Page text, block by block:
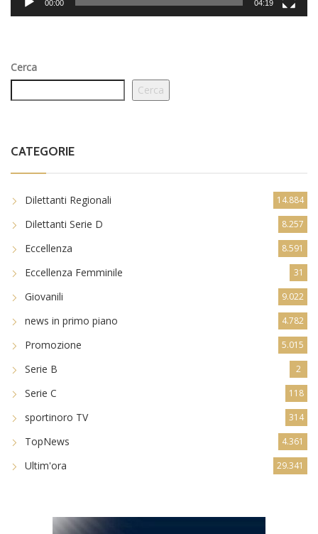
00:00 04:19
Cerca
Cerca
CATEGORIE
Dilettanti Regionali 14.884
Dilettanti Serie D 8.257
Eccellenza 8.591
Eccellenza Femminile 31
Giovanili 9.022
news in primo piano 4.782
Promozione 5.015
Serie B 2
Serie C 118
sportinoro TV 314
TopNews 4.361
Ultim'ora 29.341